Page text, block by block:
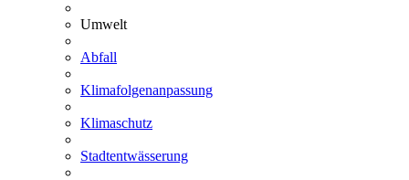
Umwelt
Abfall
Klimafolgenanpassung
Klimaschutz
Stadtentwässerung